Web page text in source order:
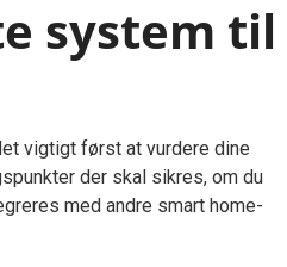
system til
vigtigt først at vurdere dine
der skal sikres, om du
med andre smart home-